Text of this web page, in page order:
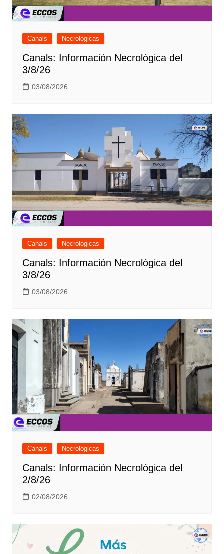
Canals Necrológicas
Canals: Información Necrológica del
3/8/26
03/08/2026
Canals Necrológicas
Canals: Información Necrológica del
3/8/26
03/08/2026
Canals Necrológicas
Canals: Información Necrológica del
2/8/26
02/08/2026